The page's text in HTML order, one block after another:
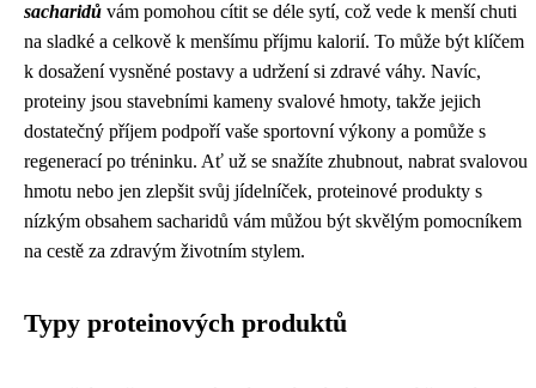
sacharidů vám pomohou cítit se déle sytí, což vede k menší chuti
na sladké a celkově k menšímu příjmu kalorií. To může být klíčem
k dosažení vysněné postavy a udržení si zdravé váhy. Navíc,
proteiny jsou stavebními kameny svalové hmoty, takže jejich
dostatečný příjem podpoří vaše sportovní výkony a pomůže s
regenerací po tréninku. Ať už se snažíte zhubnout, nabrat svalovou
hmotu nebo jen zlepšit svůj jídelníček, proteinové produkty s
nízkým obsahem sacharidů vám můžou být skvělým pomocníkem
na cestě za zdravým životním stylem.
Typy proteinových produktů